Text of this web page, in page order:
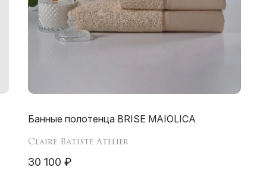
Банные полотенца BRISE MAIOLICA
Claire Batiste Atelier
30 100 ₽